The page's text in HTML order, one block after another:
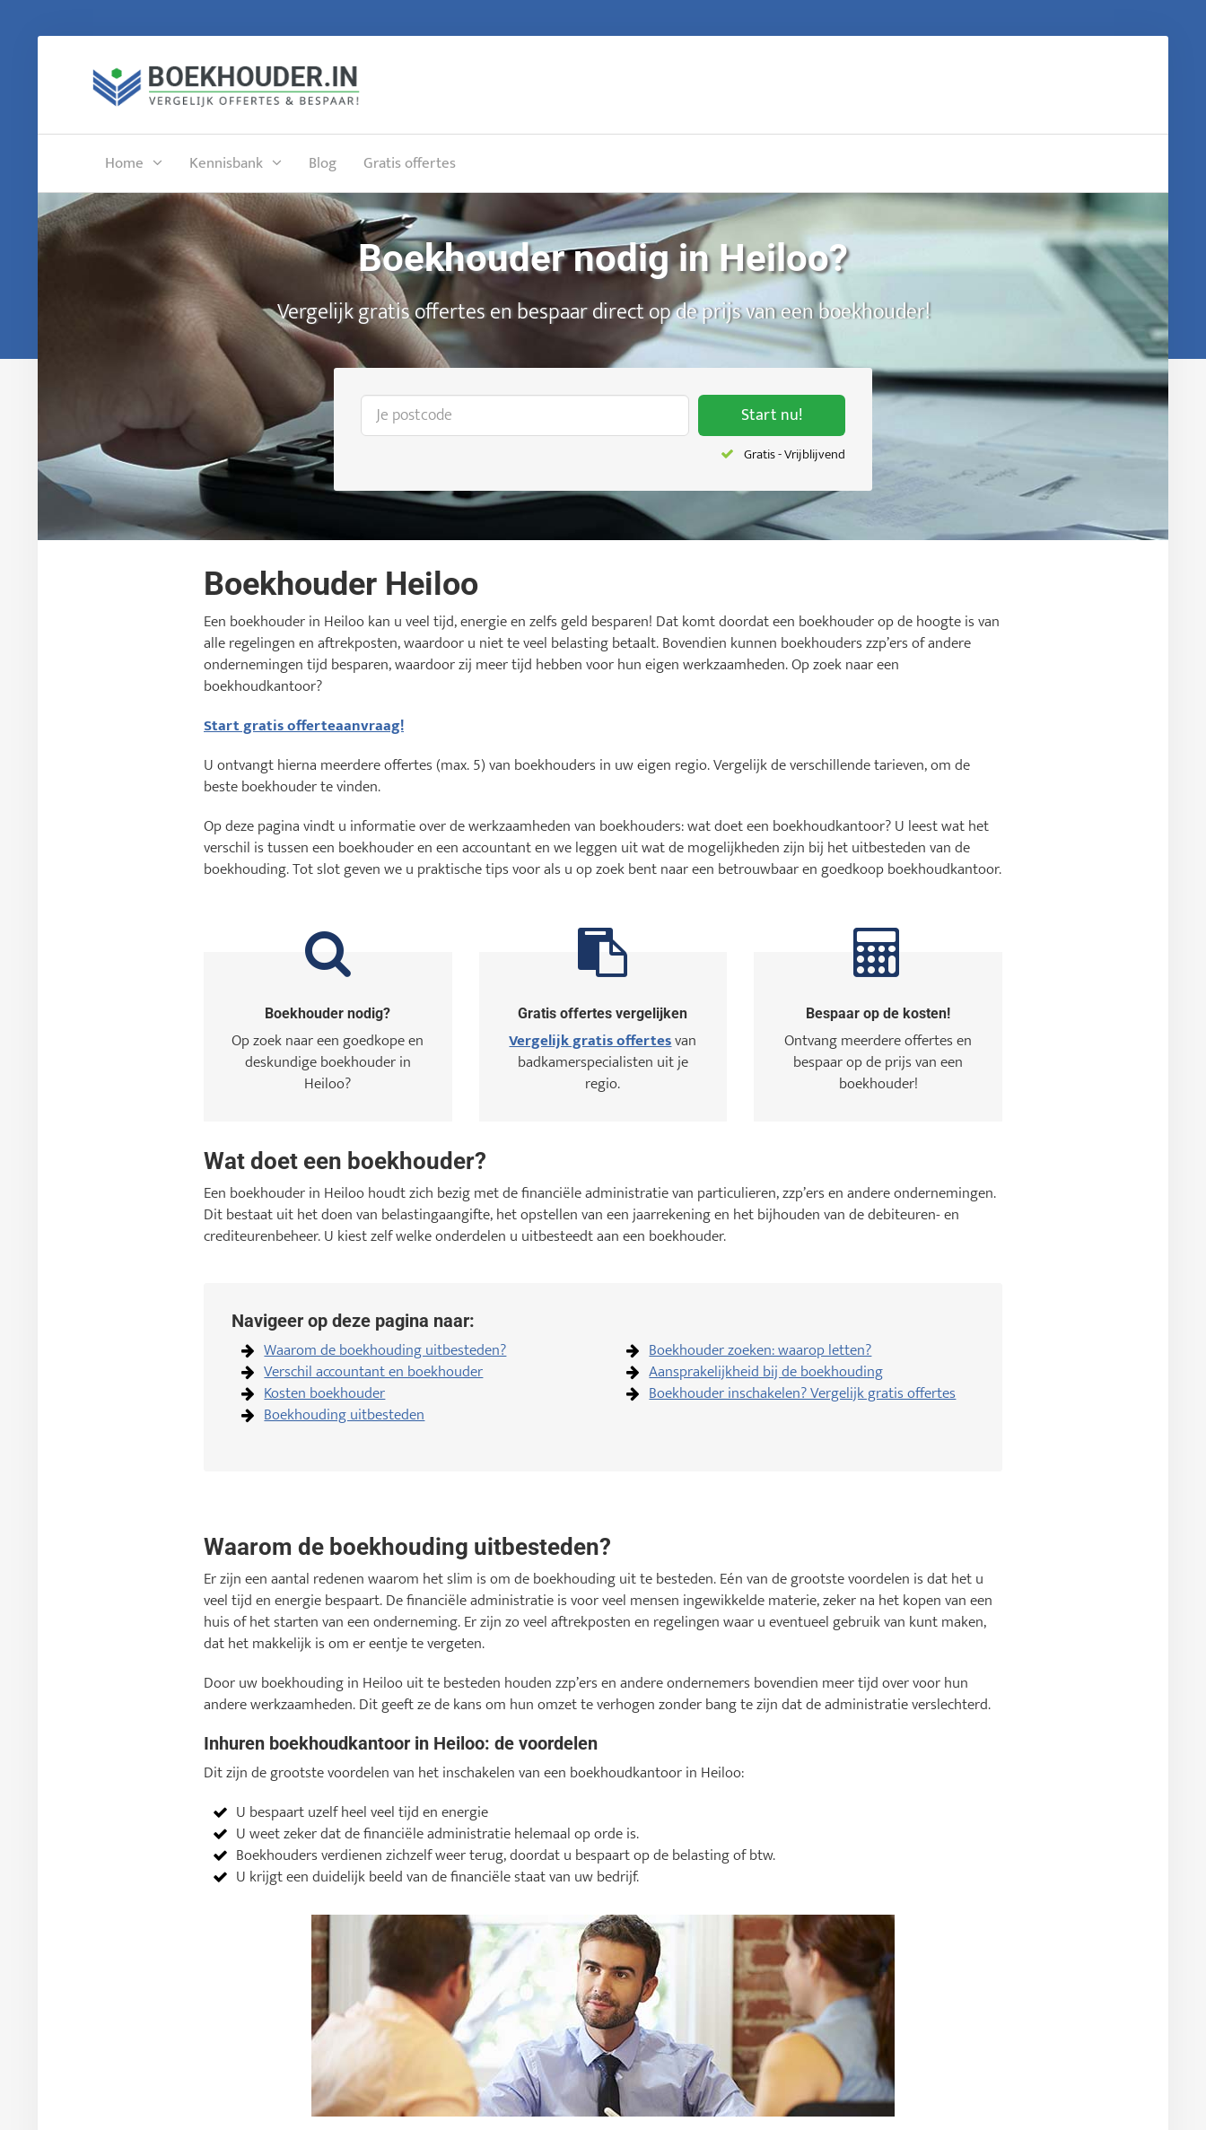
Home Kennisbank Blog Gratis offertes
Boekhouder nodig in Heiloo?
Vergelijk gratis offertes en bespaar direct op de prijs van een boekhouder!
Start nu!
Gratis - Vrijblijvend
Boekhouder Heiloo
Een boekhouder in Heiloo kan u veel tijd, energie en zelfs geld besparen! Dat komt doordat een boekhouder op de hoogte is van
alle regelingen en aftrekposten, waardoor u niet te veel belasting betaalt. Bovendien kunnen boekhouders zzp’ers of andere
ondernemingen tijd besparen, waardoor zij meer tijd hebben voor hun eigen werkzaamheden. Op zoek naar een
boekhoudkantoor?
Start gratis offerteaanvraag!
U ontvangt hierna meerdere offertes (max. 5) van boekhouders in uw eigen regio. Vergelijk de verschillende tarieven, om de
beste boekhouder te vinden.
Op deze pagina vindt u informatie over de werkzaamheden van boekhouders: wat doet een boekhoudkantoor? U leest wat het
verschil is tussen een boekhouder en een accountant en we leggen uit wat de mogelijkheden zijn bij het uitbesteden van de
boekhouding. Tot slot geven we u praktische tips voor als u op zoek bent naar een betrouwbaar en goedkoop boekhoudkantoor.
Boekhouder nodig?
Op zoek naar een goedkope en
deskundige boekhouder in
Heiloo?
Gratis offertes vergelijken
Vergelijk gratis offertesvan
badkamerspecialisten uit je
regio.
Bespaar op de kosten!
Ontvang meerdere offertes en
bespaar op de prijs van een
boekhouder!
Wat doet een boekhouder?
Een boekhouder in Heiloo houdt zich bezig met de financiële administratie van particulieren, zzp’ers en andere ondernemingen.
Dit bestaat uit het doen van belastingaangifte, het opstellen van een jaarrekening en het bijhouden van de debiteuren- en
crediteurenbeheer. U kiest zelf welke onderdelen u uitbesteedt aan een boekhouder.
Navigeer op deze pagina naar:
Waarom de boekhouding uitbesteden?
Verschil accountant en boekhouder
Kosten boekhouder
Boekhouding uitbesteden
Boekhouder zoeken: waarop letten?
Aansprakelijkheid bij de boekhouding
Boekhouder inschakelen? Vergelijk gratis offertes
Waarom de boekhouding uitbesteden?
Er zijn een aantal redenen waarom het slim is om de boekhouding uit te besteden. Eén van de grootste voordelen is dat het u
veel tijd en energie bespaart. De financiële administratie is voor veel mensen ingewikkelde materie, zeker na het kopen van een
huis of het starten van een onderneming. Er zijn zo veel aftrekposten en regelingen waar u eventueel gebruik van kunt maken,
dat het makkelijk is om er eentje te vergeten.
Door uw boekhouding in Heiloo uit te besteden houden zzp’ers en andere ondernemers bovendien meer tijd over voor hun
andere werkzaamheden. Dit geeft ze de kans om hun omzet te verhogen zonder bang te zijn dat de administratie verslechterd.
Inhuren boekhoudkantoor in Heiloo: de voordelen
Dit zijn de grootste voordelen van het inschakelen van een boekhoudkantoor in Heiloo:
U bespaart uzelf heel veel tijd en energie
U weet zeker dat de financiële administratie helemaal op orde is.
Boekhouders verdienen zichzelf weer terug, doordat u bespaart op de belasting of btw.
U krijgt een duidelijk beeld van de financiële staat van uw bedrijf.